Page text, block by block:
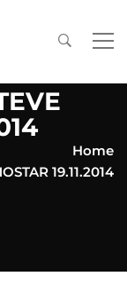
Home
19.11.2014